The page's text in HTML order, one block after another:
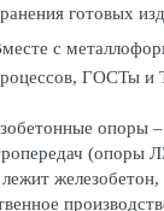
готовых
с
ГОСТы и
опоры –
(опоры
железобетон,